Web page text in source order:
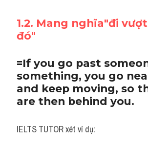
1.2. Mang nghĩa"đi
đó"
=If you go past
something, you go
and keep moving, so
are then behind you.
IELTS TUTOR xét ví dụ: